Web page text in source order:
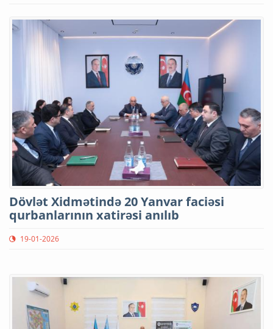
Dövlət Xidmətində 20 Yanvar faciəsi
qurbanlarının xatirəsi anılıb
19-01-2026